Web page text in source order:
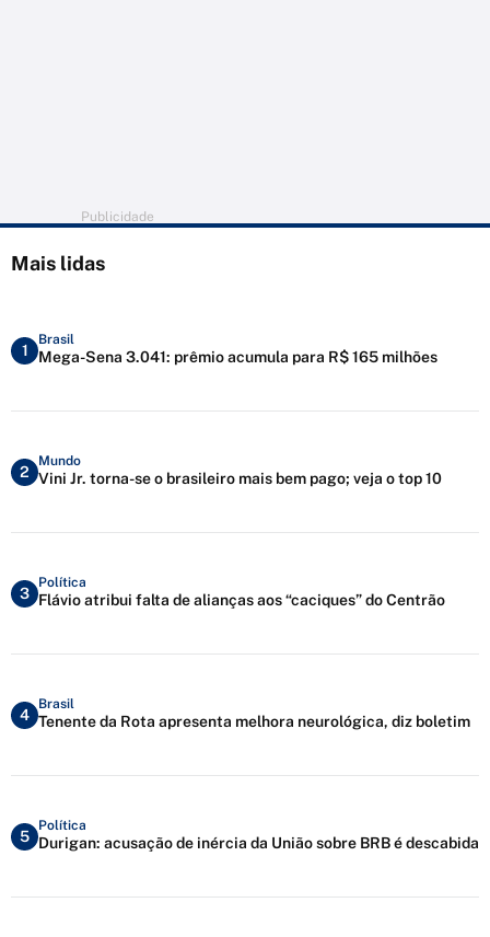
Publicidade
Mais lidas
1
Brasil
Mega-Sena 3.041: prêmio acumula para R$ 165 milhões
2
Mundo
Vini Jr. torna-se o brasileiro mais bem pago; veja o top 10
3
Política
Flávio atribui falta de alianças aos “caciques” do Centrão
4
Brasil
Tenente da Rota apresenta melhora neurológica, diz boletim
5
Política
Durigan: acusação de inércia da União sobre BRB é descabida